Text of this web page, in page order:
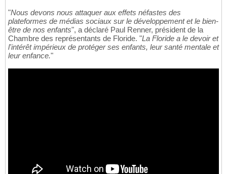
"Nous devons nous attaquer aux effets néfastes des
plateformes de médias sociaux sur le développement et le bien-
être de nos enfants", a déclaré Paul Renner, président de la
Chambre des représentants de Floride. "La Floride a le devoir et
l'intérêt impérieux de protéger ses enfants, leur santé mentale et
leur enfance."